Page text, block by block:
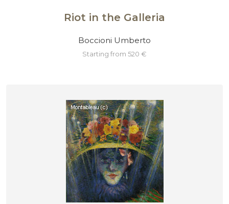
Riot in the Galleria
Boccioni Umberto
starting from 520 €